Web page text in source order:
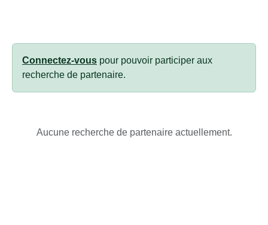
Connectez-vous pour pouvoir participer aux
recherche de partenaire.
Aucune recherche de partenaire actuellement.